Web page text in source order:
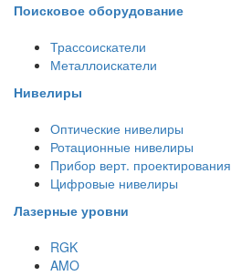
Поисковое оборудование
Трассоискатели
Металлоискатели
Нивелиры
Оптические нивелиры
Ротационные нивелиры
Прибор верт. проектирования
Цифровые нивелиры
Лазерные уровни
RGK
AMO